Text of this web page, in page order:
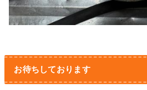
お待ちしております